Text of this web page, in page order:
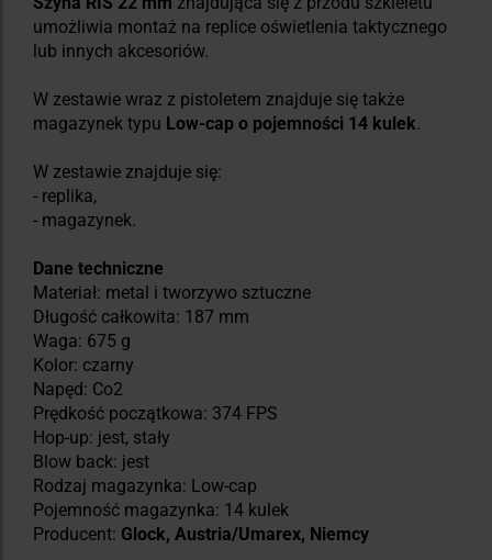
umożliwia montaż na replice oświetlenia taktycznego
lub innych akcesoriów.
W zestawie wraz z pistoletem znajduje się także
magazynek typu Low-cap o pojemności 14 kulek.
W zestawie znajduje się:
- replika,
- magazynek.
Dane techniczne
Materiał: metal i tworzywo sztuczne
Długość całkowita: 187 mm
Waga: 675 g
Kolor: czarny
Napęd: Co2
Prędkość początkowa: 374 FPS
Hop-up: jest, stały
Blow back: jest
Rodzaj magazynka: Low-cap
Pojemność magazynka: 14 kulek
Producent: Glock, Austria/Umarex, Niemcy